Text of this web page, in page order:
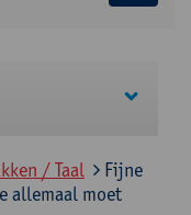
/ Taal
Fijne
allemaal moet